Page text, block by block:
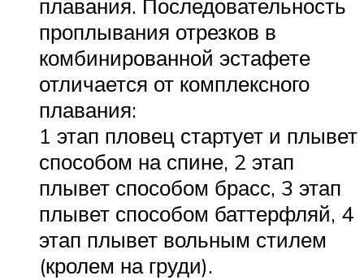
плавания. Последовательность
проплывания отрезков в
комбинированной эстафете
отличается от комплексного
плавания:
1 этап пловец стартует и плывет
способом на спине, 2 этап
плывет способом брасс, 3 этап
плывет способом баттерфляй, 4
этап плывет вольным стилем
(кролем на груди).